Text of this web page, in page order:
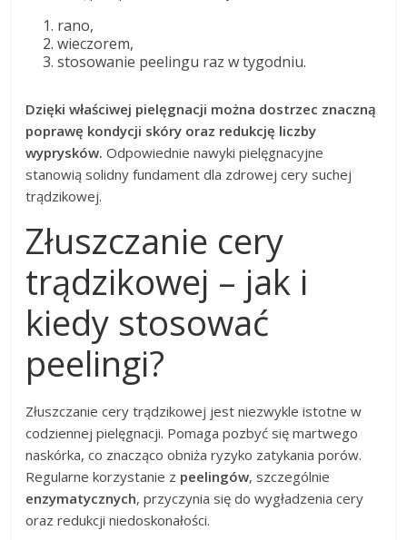
rano,
wieczorem,
stosowanie peelingu raz w tygodniu.
Dzięki właściwej pielęgnacji można dostrzec znaczną
poprawę kondycji skóry oraz redukcję liczby
wyprysków. Odpowiednie nawyki pielęgnacyjne
stanowią solidny fundament dla zdrowej cery suchej
trądzikowej.
Złuszczanie cery
trądzikowej – jak i
kiedy stosować
peelingi?
Złuszczanie cery trądzikowej jest niezwykle istotne w
codziennej pielęgnacji. Pomaga pozbyć się martwego
naskórka, co znacząco obniża ryzyko zatykania porów.
Regularne korzystanie z peelingów, szczególnie
enzymatycznych, przyczynia się do wygładzenia cery
oraz redukcji niedoskonałości.